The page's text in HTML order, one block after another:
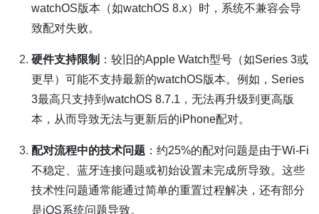
watchOS版本（如watchOS 8.x）时，系统不兼容会导
致配对失败。
硬件支持限制 ：较旧的Apple Watch型号（如Series 3或
更早）可能不支持最新的watchOS版本。例如，Series
3最高只支持到watchOS 8.7.1，无法再升级到更高版
本，从而导致无法与更新后的iPhone配对。
配对流程中的技术问题 ：约25%的配对问题是由于Wi-Fi
不稳定、蓝牙连接问题或初始设置未完成所导致。这些
技术性问题通常能通过简单的重置过程解决，还有部分
是iOS系统问题导致。